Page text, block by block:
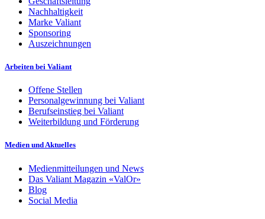
Nachhaltigkeit
Marke Valiant
Sponsoring
Auszeichnungen
Arbeiten bei Valiant
Offene Stellen
Personalgewinnung bei Valiant
Berufseinstieg bei Valiant
Weiterbildung und Förderung
Medien und Aktuelles
Medienmitteilungen und News
Das Valiant Magazin «ValOr»
Blog
Social Media